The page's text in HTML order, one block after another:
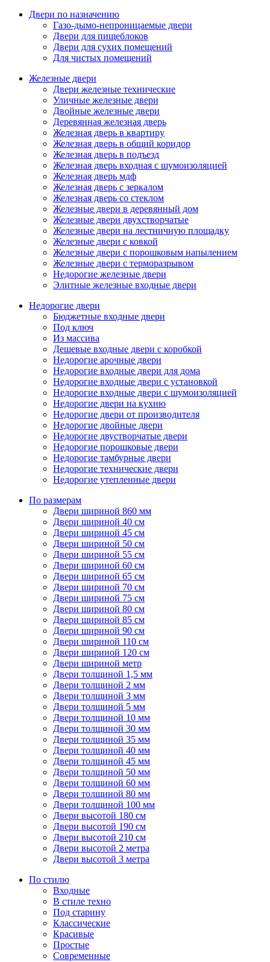
Двери по назначению
Газо-дымо-непроницаемые двери
Двери для пищеблоков
Двери для сухих помещений
Для чистых помещений
Железные двери
Двери железные технические
Уличные железные двери
Двойные железные двери
Деревянная железная дверь
Железная дверь в квартиру
Железная дверь в общий коридор
Железная дверь в подъезд
Железная дверь входная с шумоизоляцией
Железная дверь мдф
Железная дверь с зеркалом
Железная дверь со стеклом
Железные двери в деревянный дом
Железные двери двухстворчатые
Железные двери на лестничную площадку
Железные двери с ковкой
Железные двери с порошковым напылением
Железные двери с терморазрывом
Недорогие железные двери
Элитные железные входные двери
Недорогие двери
Бюджетные входные двери
Под ключ
Из массива
Дешевые входные двери с коробкой
Недорогие арочные двери
Недорогие входные двери для дома
Недорогие входные двери с установкой
Недорогие входные двери с шумоизоляцией
Недорогие двери на кухню
Недорогие двери от производителя
Недорогие двойные двери
Недорогие двустворчатые двери
Недорогие порошковые двери
Недорогие тамбурные двери
Недорогие технические двери
Недорогие утепленные двери
По размерам
Двери шириной 860 мм
Двери шириной 40 см
Двери шириной 45 см
Двери шириной 50 см
Двери шириной 55 см
Двери шириной 60 см
Двери шириной 65 см
Двери шириной 70 см
Двери шириной 75 см
Двери шириной 80 см
Двери шириной 85 см
Двери шириной 90 см
Двери шириной 110 см
Двери шириной 120 см
Двери шириной метр
Двери толщиной 1,5 мм
Двери толщиной 2 мм
Двери толщиной 3 мм
Двери толщиной 5 мм
Двери толщиной 10 мм
Двери толщиной 30 мм
Двери толщиной 35 мм
Двери толщиной 40 мм
Двери толщиной 45 мм
Двери толщиной 50 мм
Двери толщиной 60 мм
Двери толщиной 80 мм
Двери толщиной 100 мм
Двери высотой 180 см
Двери высотой 190 см
Двери высотой 210 см
Двери высотой 2 метра
Двери высотой 3 метра
По стилю
Входные
В стиле техно
Под старину
Классические
Красивые
Простые
Современные